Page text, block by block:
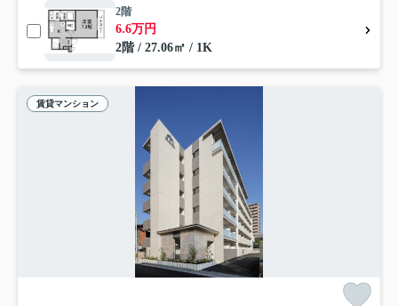
2階
6.6万円
2階 / 27.06㎡ / 1K
賃貸マンション